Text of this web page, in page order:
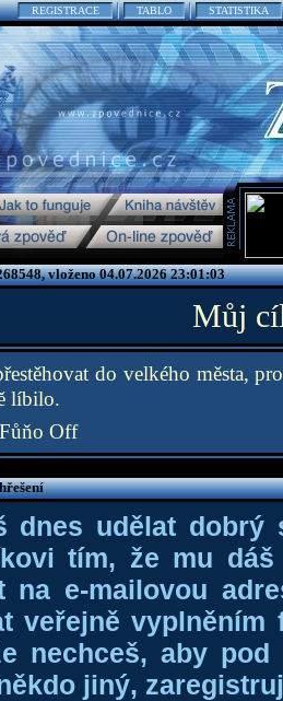
REGISTRACE TABLO STATISTIKA
vloženo 04.07.2026 23:01:03
Můj
do velkého města,
líbilo.
Off
dnes udělat dobrý
tím, že mu
na e-mailovou
veřejně
nechceš, aby
jiný,